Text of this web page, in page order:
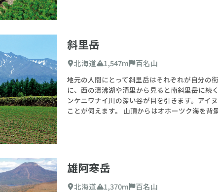
選択した月が、登山するのに適期・最適期である百名山を検索
斜里岳
北海道 1,547m 百名山
地元の人間にとって斜里岳はそれぞれが自分の
に、西の濤沸湖や清里から見ると南斜里岳に続
ンケニワナイ川の深い谷が目を引きます。アイ
ことが伺えます。 山頂からはオホーツク海を背
雄阿寒岳
北海道 1,370m 百名山